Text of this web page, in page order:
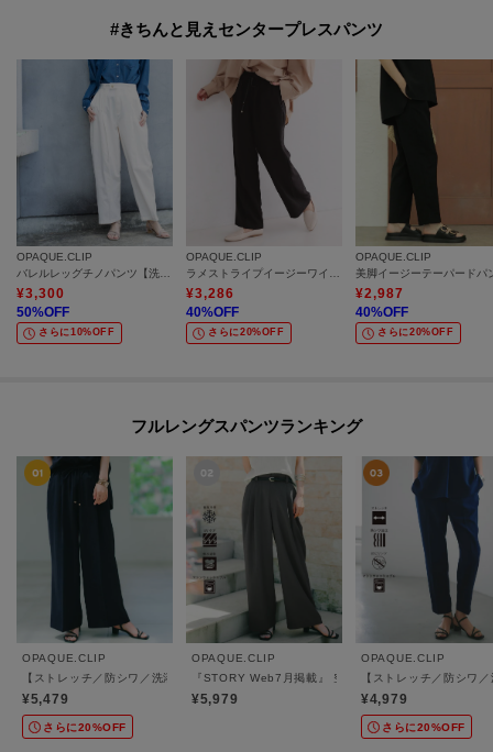
#きちんと見えセンタープレスパンツ
OPAQUE.CLIP
バレルレッグチノパンツ【洗濯機OK】
¥3,300
50%OFF
さらに10%OFF
OPAQUE.CLIP
ラメストライプイージーワイドパンツ／セットアップ可【洗濯機洗い可／防シワ／吸水速乾】
¥3,286
40%OFF
さらに20%OFF
OPAQUE.CLIP
¥2,987
40%OFF
さらに20%OFF
フルレングスパンツランキング
OPAQUE.CLIP
【ストレッチ／防シワ／洗濯機OK】美脚イージーワイドパンツ《SS～LL／7col／セッ
¥5,479
さらに20%OFF
OPAQUE.CLIP
『STORY Web7月掲載』 空気パンツ《接触冷感／UV
¥5,979
OPAQUE.CLIP
【ストレッチ／防シワ
¥4,979
さらに20%OFF